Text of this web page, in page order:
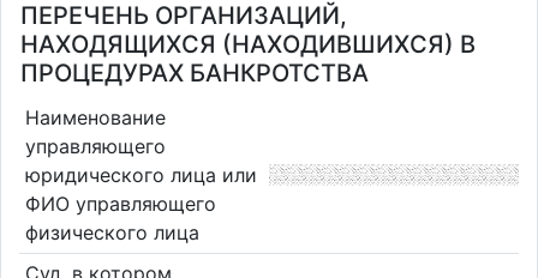
ПЕРЕЧЕНЬ ОРГАНИЗАЦИЙ,
НАХОДЯЩИХСЯ (НАХОДИВШИХСЯ) В
ПРОЦЕДУРАХ БАНКРОТСТВА
Наименование
управляющего
юридического лица или
ФИО управляющего
физического лица